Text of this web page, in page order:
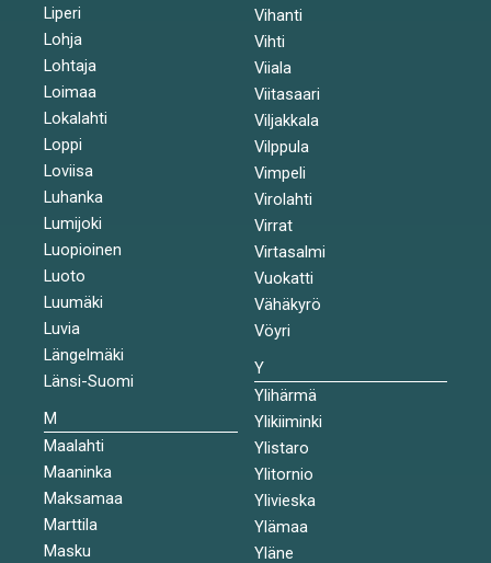
Liperi
Lohja
Lohtaja
Loimaa
Lokalahti
Loppi
Loviisa
Luhanka
Lumijoki
Luopioinen
Luoto
Luumäki
Luvia
Längelmäki
Länsi-Suomi
M
Maalahti
Maaninka
Maksamaa
Marttila
Masku
Vihanti
Vihti
Viiala
Viitasaari
Viljakkala
Vilppula
Vimpeli
Virolahti
Virrat
Virtasalmi
Vuokatti
Vähäkyrö
Vöyri
Y
Ylihärmä
Ylikiiminki
Ylistaro
Ylitornio
Ylivieska
Ylämaa
Yläne